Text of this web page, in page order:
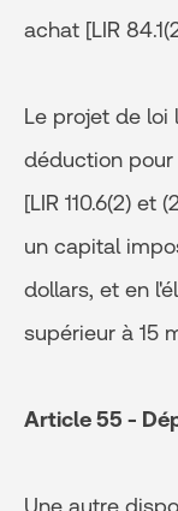
achat [LIR
Le projet de
déduction
[LIR 110.6(2) et
un capital
dollars, et en
supérieur à 15
Article 55 -
Une autre